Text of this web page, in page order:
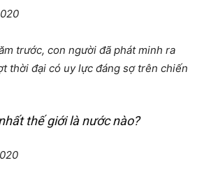
trước, con người đã phát minh ra
thời đại có uy lực đáng sợ trên chiến
thế giới là nước nào?